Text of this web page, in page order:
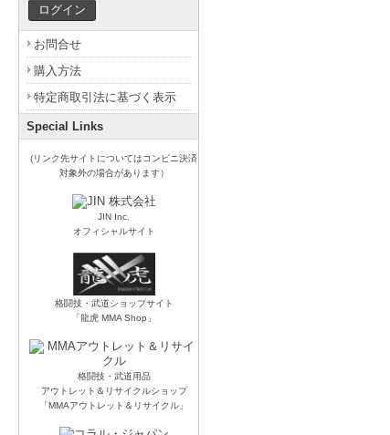
お問合せ
購入方法
特定商取引法に基づく表示
Special Links
(リンク先サイトについてはコンビニ決済
対象外の場合があります）
JIN Inc.
オフィシャルサイト
格闘技・武道ショップサイト
「龍虎 MMA Shop」
格闘技・武道用品
アウトレット＆リサイクルショップ
「MMAアウトレット＆リサイクル」